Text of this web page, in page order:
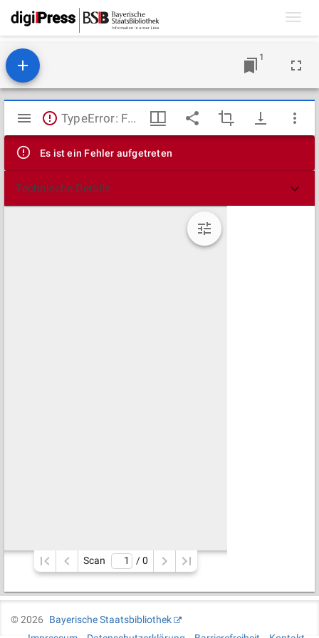
1
Mirador
Viewer
TypeError: Failed to fetch
Es ist ein Fehler aufgetreten
Technische Details
Scan / 0
©2026
Bayerische Staatsbibliothek